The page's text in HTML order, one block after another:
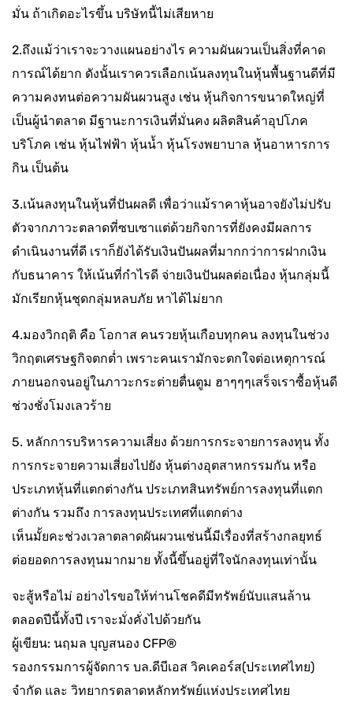
มั่น ถ้าเกิดอะไรขึ้น บริษัทนี้ไม่เสียหาย
2.ถึงแม้ว่าเราจะวางแผนอย่างไร ความผันผวนเป็นสิ่งที่คาด
การณ์ได้ยาก ดังนั้นเราควรเลือกเน้นลงทุนในหุ้นพื้นฐานดีที่มี
ความคงทนต่อความผันผวนสูง เช่น หุ้นกิจการขนาดใหญ่ที่
เป็นผู้นำตลาด มีฐานะการเงินที่มั่นคง ผลิตสินค้าอุปโภค
บริโภค เช่น หุ้นไฟฟ้า หุ้นน้ำ หุ้นโรงพยาบาล หุ้นอาหารการ
กิน เป็นต้น
3.เน้นลงทุนในหุ้นที่ปันผลดี เพื่อว่าแม้ราคาหุ้นอาจยังไม่ปรับ
ตัวจากภาวะตลาดที่ซบเซาแต่ด้วยกิจการที่ยังคงมีผลการ
ดำเนินงานที่ดี เราก็ยังได้รับเงินปันผลที่มากกว่าการฝากเงิน
กับธนาคาร ให้เน้นที่กำไรดี จ่ายเงินปันผลต่อเนื่อง หุ้นกลุ่มนี้
มักเรียกหุ้นชุดกลุ่มหลบภัย หาได้ไม่ยาก
4.มองวิกฤติ คือ โอกาส คนรวยหุ้นเกือบทุกคน ลงทุนในช่วง
วิกฤตเศรษฐกิจตกต่ำ เพราะคนเรามักจะตกใจต่อเหตุการณ์
ภายนอกจนอยู่ในภาวะกระต่ายตื่นตูม ฮาๆๆๆเสร็จเราซื้อหุ้นดี
ช่วงชั่งโมงเลวร้าย
5. หลักการบริหารความเสี่ยง ด้วยการกระจายการลงทุน ทั้ง
การกระจายความเสี่ยงไปยัง หุ้นต่างอุตสาหกรรมกัน หรือ
ประเภทหุ้นที่แตกต่างกัน ประเภทสินทรัพย์การลงทุนที่แตก
ต่างกัน รวมถึง การลงทุนประเทศที่แตกต่าง
เห็นมั้ยคะช่วงเวลาตลาดผันผวนเช่นนี้มีเรื่องที่สร้างกลยุทธ์
ต่อยอดการลงทุนมากมาย ทั้งนี้ขึ้นอยู่ที่ใจนักลงทุนเท่านั้น
จะสู้หรือไม่ อย่างไรขอให้ท่านโชคดีมีทรัพย์นับแสนล้าน
ตลอดปีนี้ทั้งปี เราจะมั่งคั่งไปด้วยกัน
ผู้เขียน: นฤมล บุญสนอง CFP®
รองกรรมการผู้จัดการ บล.ดีบีเอส วิคเคอร์ส(ประเทศไทย)
จำกัด และ วิทยากรตลาดหลักทรัพย์แห่งประเทศไทย